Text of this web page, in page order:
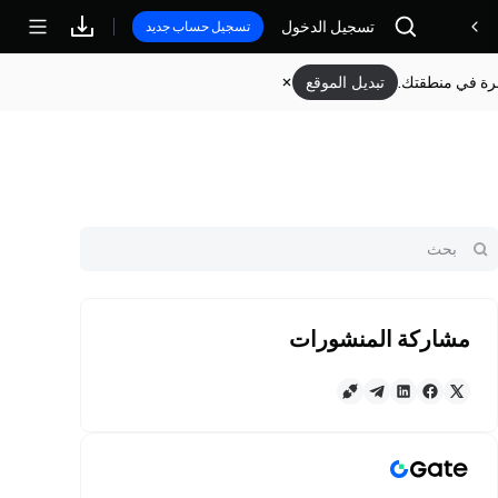
مكافآتتسجيل الدخول تسجيل حساب جديد
في منطقتك. تبديل الموقع
مشاركة المنشورات